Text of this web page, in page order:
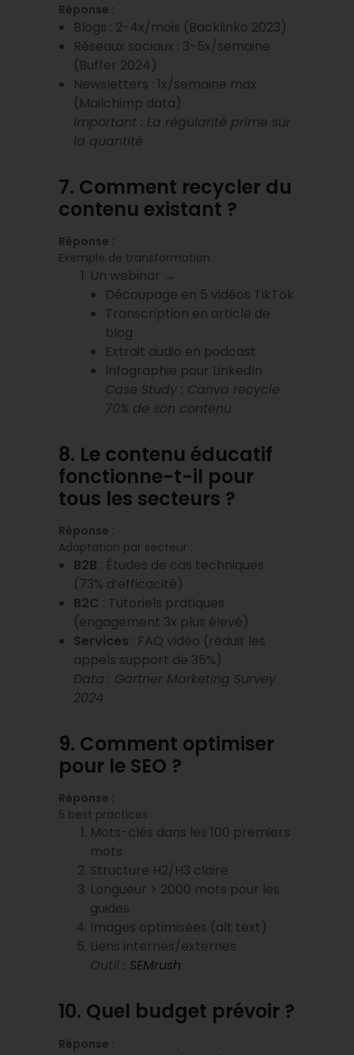
Réponse :
Blogs : 2-4x/mois (Backlinko 2023)
Réseaux sociaux : 3-5x/semaine
(Buffer 2024)
Newsletters : 1x/semaine max
(Mailchimp data)
Important : La régularité prime sur
la quantité
7. Comment recycler du
contenu existant ?
Réponse :
Exemple de transformation :
Un webinar →
Découpage en 5 vidéos TikTok
Transcription en article de
blog
Extrait audio en podcast
Infographie pour LinkedIn
Case Study : Canva recycle
70% de son contenu
8. Le contenu éducatif
fonctionne-t-il pour
tous les secteurs ?
Réponse :
Adaptation par secteur :
B2B : Études de cas techniques
(73% d’efficacité)
B2C : Tutoriels pratiques
(engagement 3x plus élevé)
Services : FAQ vidéo (réduit les
appels support de 35%)
Data : Gartner Marketing Survey
2024
9. Comment optimiser
pour le SEO ?
Réponse :
5 best practices :
Mots-clés dans les 100 premiers
mots
Structure H2/H3 claire
Longueur > 2000 mots pour les
guides
Images optimisées (alt text)
Liens internes/externes
Outil : SEMrush
10. Quel budget prévoir ?
Réponse :